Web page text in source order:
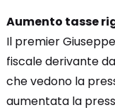
Aumento tasse
Il premier
fiscale derivante
che vedono la
aumentata la